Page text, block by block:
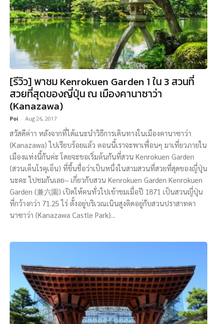
[รีวิว] พาชม Kenrokuen Garden 1 ใน 3 สวนที่
สวยที่สุดของญี่ปุ่น ณ เมืองคานาซาว่า
(Kanazawa)
Poi - Aug 26, 2017
สวัสดีค่าา หลังจากที่ได้แนะนำวิธีการเดินทางในเมืองคานาซาว่า
(Kanazawa) ไปเรียบร้อยแล้ว ตอนนี้เราจะพาเพื่อนๆ มาเที่ยวภายใน
เมืองแห่งนี้กันค่ะ โดยจะขอเริ่มต้นกันที่สวน Kenrokuen Garden
(สวนเค็นโรคุเอ็น) ที่ขึ้นชื่อว่าเป็นหนึ่งในสามสวนที่สวยที่สุดของญี่ปุ่น
นะคะ ไปชมกันเลย~ เกี่ยวกับสวน Kenrokuen Garden Kenrokuen
Garden (兼六園) เปิดให้คนทั่วไปเข้าชมเมื่อปี 1871 เป็นสวนญี่ปุ่น
ที่กว้างกว่า 71.25 ไร่ ตั้งอยู่บริเวณเนินสูงติดอยู่กับสวนปราสาทคา
นาซาว่า (Kanazawa Castle Park)...